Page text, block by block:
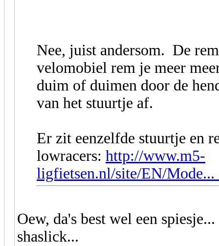
Nee, juist andersom. De
velomobiel rem je meer
duim of duimen door de
van het stuurtje af.
Er zit eenzelfde stuurtje en
lowracers: http://www.m5-
ligfietsen.nl/site/EN/
Oew, da's best wel een
shaslick...